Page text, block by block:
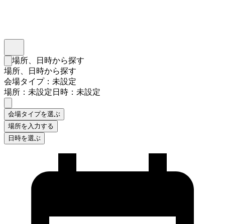
検索フォームを閉じる
場所、日時から探す
場所、日時から探す
会場タイプ：未設定
場所：未設定日時：未設定
会場タイプを選ぶ
場所を入力する
日時を選ぶ